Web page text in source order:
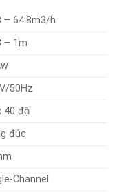
– 64.8m3/h
– 1m
50Hz
40 độ
đúc
Channel